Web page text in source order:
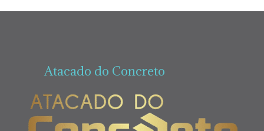
Atacado do Concreto